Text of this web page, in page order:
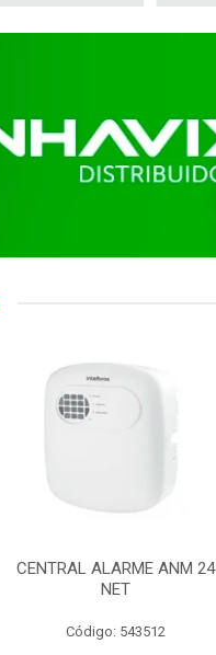
CENTRAL ALARME ANM 24
NET
Código: 543512